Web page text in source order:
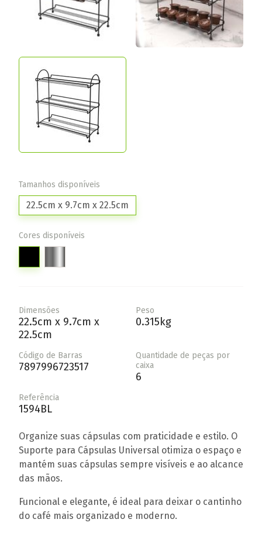
Tamanhos disponíveis
22.5cm x 9.7cm x 22.5cm
Cores disponíveis
Dimensões
22.5cm x 9.7cm x
22.5cm
Peso
0.315kg
Código de Barras
7897996723517
Quantidade de peças por
caixa
6
Referência
1594BL
Organize suas cápsulas com praticidade e estilo. O
Suporte para Cápsulas Universal otimiza o espaço e
mantém suas cápsulas sempre visíveis e ao alcance
das mãos.
Funcional e elegante, é ideal para deixar o cantinho
do café mais organizado e moderno.